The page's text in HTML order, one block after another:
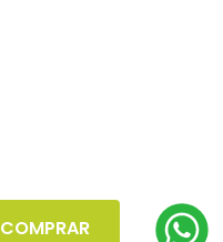
COMPRAR